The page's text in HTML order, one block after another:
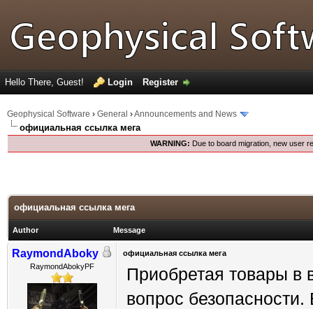
Hello There, Guest! Login Register
Geophysical Software › General ›Announcements and News
официальная ссылка мега
WARNING: Due to board migration, new user
официальная ссылка мега
Author Message
RaymondAboky
RaymondAbokyPF
официальная ссылка мега
Приобретая товары в
вопрос